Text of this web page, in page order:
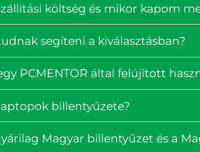
költség és mikor kapom
segíteni a kiválasztásban?
PCMENTOR által felújított
billentyűzete?
Magyar billentyűzet és a